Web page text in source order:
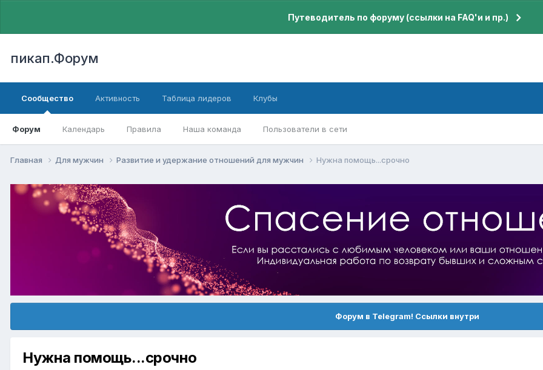
Путеводитель по форуму (ссылки на FAQ'и и пр.)
пикап.Форум
Сообщество
Форум Календарь Правила Наша команда Пользователи в сети
Активность Таблица лидеров Клубы
Главная Для мужчин Pазвитие и удержание отношений для мужчин Нужна помощь...срочно
Форум в Telegram! Ссылки внутри
Нужна помощь...срочно